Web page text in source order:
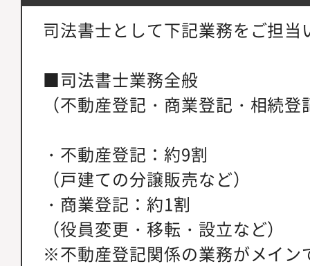
司法書士として下記業務をご担当
■司法書士業務全般
（不動産登記・商業登記・相続
・不動産登記：約9割
（戸建ての分譲販売など）
・商業登記：約1割
（役員変更・移転・設立など）
※不動産登記関係の業務がメイン